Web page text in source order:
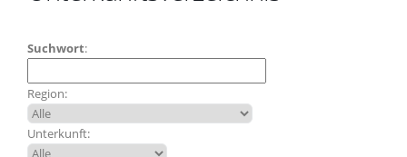
Suchwort:
Region:
Unterkunft: